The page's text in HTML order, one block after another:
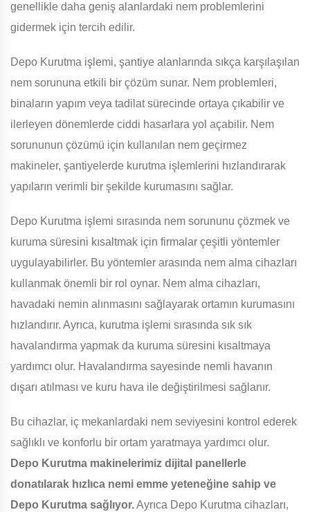
genellikle daha geniş alanlardaki nem problemlerini
gidermek için tercih edilir.
Depo Kurutma işlemi, şantiye alanlarında sıkça karşılaşılan
nem sorununa etkili bir çözüm sunar. Nem problemleri,
binaların yapım veya tadilat sürecinde ortaya çıkabilir ve
ilerleyen dönemlerde ciddi hasarlara yol açabilir. Nem
sorununun çözümü için kullanılan nem geçirmez
makineler, şantiyelerde kurutma işlemlerini hızlandırarak
yapıların verimli bir şekilde kurumasını sağlar.
Depo Kurutma işlemi sırasında nem sorununu çözmek ve
kuruma süresini kısaltmak için firmalar çeşitli yöntemler
uygulayabilirler. Bu yöntemler arasında nem alma cihazları
kullanmak önemli bir rol oynar. Nem alma cihazları,
havadaki nemin alınmasını sağlayarak ortamın kurumasını
hızlandırır. Ayrıca, kurutma işlemi sırasında sık sık
havalandırma yapmak da kuruma süresini kısaltmaya
yardımcı olur. Havalandırma sayesinde nemli havanın
dışarı atılması ve kuru hava ile değiştirilmesi sağlanır.
Bu cihazlar, iç mekanlardaki nem seviyesini kontrol ederek
sağlıklı ve konforlu bir ortam yaratmaya yardımcı olur.
Depo Kurutma makinelerimiz dijital panellerle
donatılarak hızlıca nemi emme yeteneğine sahip ve
Depo Kurutma sağlıyor.Ayrıca Depo Kurutma cihazları,